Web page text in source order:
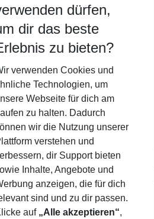
Hotelbeschreibung
Hotel Roosevelt
dürfen,
dir das beste
zu bieten?
verwenden Cookies und
Technologien, um
Webseite für dich am
zu halten. Dadurch
wir die Nutzung unserer
verstehen und
dir Support bieten
Inhalte, Angebote und
anzeigen, die für dich
sind und zu dir passen.
auf „Alle akzeptieren“,